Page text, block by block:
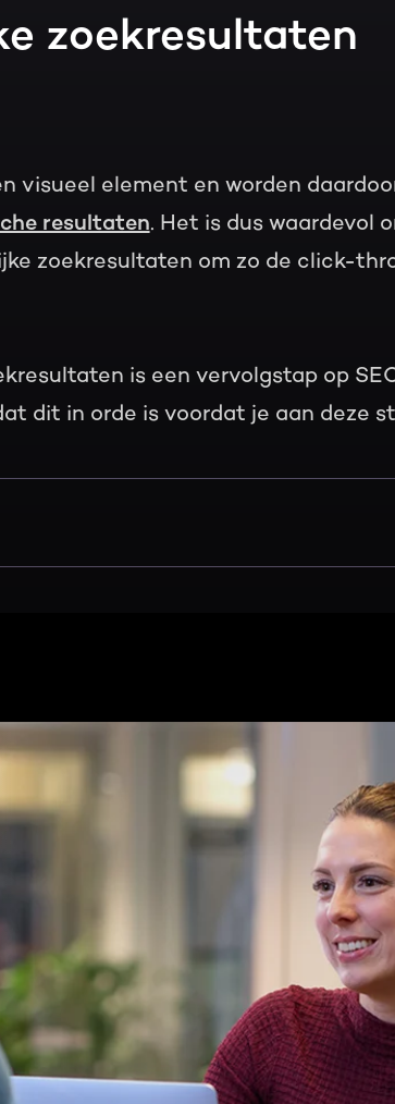
zoekresultaten
visueel element en worden
resultaten. Het is dus waardevol
zoekresultaten om zo de click-
is een vervolgstap op
dit in orde is voordat je aan deze